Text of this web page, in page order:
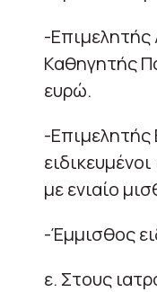
-Επιμελητής
Καθηγητής
ευρώ.
-Επιμελητής
με ενιαίο
-Έμμισθος
ε. Στους